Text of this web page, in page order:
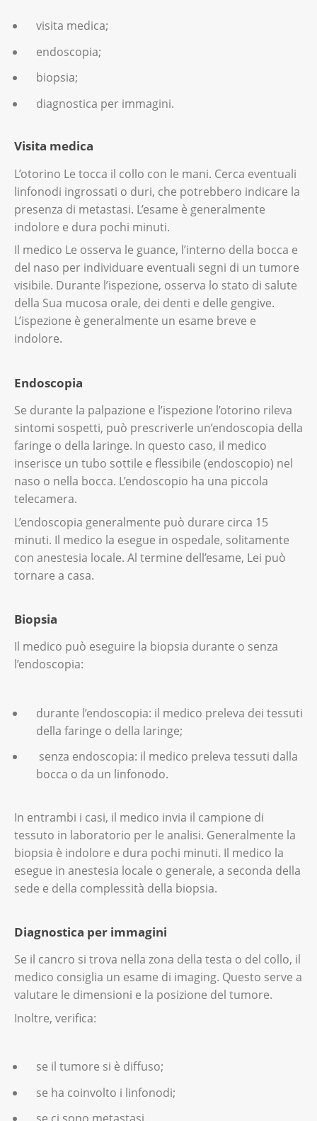
visita medica;
endoscopia;
biopsia;
diagnostica per immagini.
Visita medica
L’otorino Le tocca il collo con le mani. Cerca eventuali
linfonodi ingrossati o duri, che potrebbero indicare la
presenza di metastasi. L’esame è generalmente
indolore e dura pochi minuti.
Il medico Le osserva le guance, l’interno della bocca e
del naso per individuare eventuali segni di un tumore
visibile. Durante l’ispezione, osserva lo stato di salute
della Sua mucosa orale, dei denti e delle gengive.
L’ispezione è generalmente un esame breve e
indolore.
Endoscopia
Se durante la palpazione e l’ispezione l’otorino rileva
sintomi sospetti, può prescriverle un’endoscopia della
faringe o della laringe. In questo caso, il medico
inserisce un tubo sottile e flessibile (endoscopio) nel
naso o nella bocca. L’endoscopio ha una piccola
telecamera.
L’endoscopia generalmente può durare circa 15
minuti. Il medico la esegue in ospedale, solitamente
con anestesia locale. Al termine dell’esame, Lei può
tornare a casa.
Biopsia
Il medico può eseguire la biopsia durante o senza
l’endoscopia:
durante l’endoscopia: il medico preleva dei tessuti
della faringe o della laringe;
senza endoscopia: il medico preleva tessuti dalla
bocca o da un linfonodo.
In entrambi i casi, il medico invia il campione di
tessuto in laboratorio per le analisi. Generalmente la
biopsia è indolore e dura pochi minuti. Il medico la
esegue in anestesia locale o generale, a seconda della
sede e della complessità della biopsia.
Diagnostica per immagini
Se il cancro si trova nella zona della testa o del collo, il
medico consiglia un esame di imaging. Questo serve a
valutare le dimensioni e la posizione del tumore.
Inoltre, verifica:
se il tumore si è diffuso;
se ha coinvolto i linfonodi;